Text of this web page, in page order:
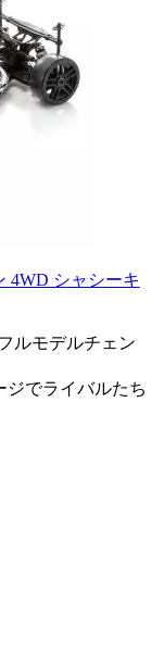
4WD シャシーキ
ルモデルチェン
ジでライバルたち